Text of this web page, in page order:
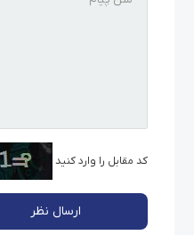
کد مقابل را وارد کنید
ارسال نظر